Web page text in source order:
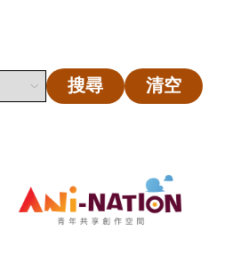
搜尋 清空